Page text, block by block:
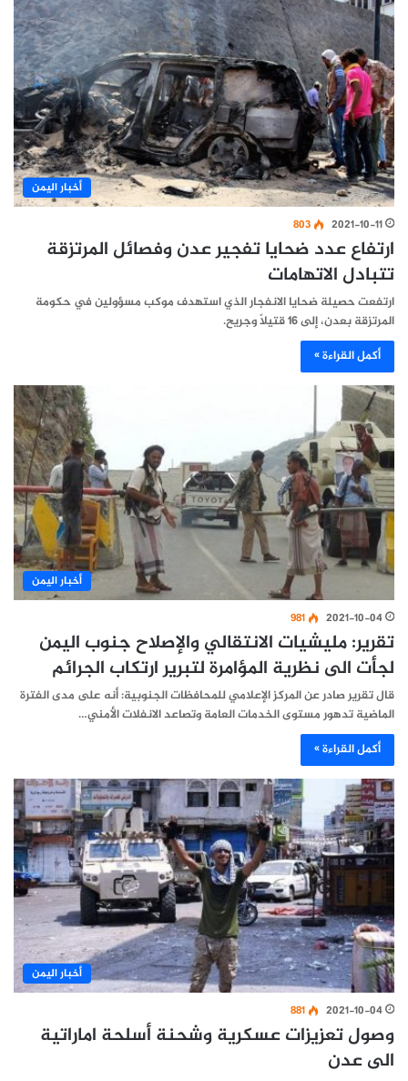
أخبار اليمن
2021-10-11
803
ارتفاع عدد ضحايا تفجير عدن وفصائل المرتزقة
تتبادل الاتهامات
ارتفعت حصيلة ضحايا الانفجار الذي استهدف موكب مسؤولين في حكومة
المرتزقة بعدن، إلى 16 قتيلاً وجريح.
أكمل القراءة »
أخبار اليمن
2021-10-04
981
تقرير: مليشيات الانتقالي والإصلاح جنوب اليمن
لجأت الى نظرية المؤامرة لتبرير ارتكاب الجرائم
قال تقرير صادر عن المركز الإعلامي للمحافظات الجنوبية: أنه على مدى الفترة
الماضية تدهور مستوى الخدمات العامة وتصاعد الانفلات الأمني…
أكمل القراءة »
أخبار اليمن
2021-10-04
881
وصول تعزيزات عسكرية وشحنة أسلحة اماراتية
الى عدن